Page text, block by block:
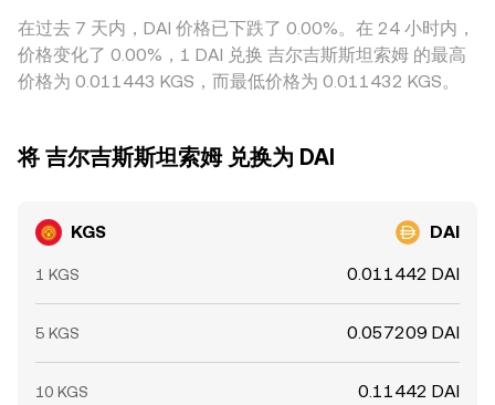
短期波动，例如主流加密资产永续合约的资金费率、月度期权
到期带来的波动聚焦、稳定币大额地址（鲸鱼）在流动性池的
调仓，以及场外与在岸通道的大额 KGS 结算节奏；这些因素
会在定价与深度之间快速传导，使 KGS/DAI 的 conversion
定币与 AMM 的路由成本，都会共同构成最终的转换结果。
链上确认时间、法币入出金的银行工作日安排、合规与身份验
证要求、以及手续费与滑点，都会限制套利效率，导致不同场
所的报价在短期内保持一定的分化。
在过去 7 天内，DAI 价格已下跌了 0.00%。在 24 小时内，
价格变化了 0.00%，1 DAI 兑换 吉尔吉斯斯坦索姆 的最高
价格为 0.011443 KGS，而最低价格为 0.011432 KGS。
将 吉尔吉斯斯坦索姆 兑换为 DAI
KGS DAI
1 KGS 0.011442 DAI
5 KGS 0.057209 DAI
10 KGS 0.11442 DAI